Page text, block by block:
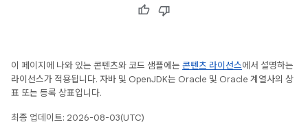
이 페이지에 나와 있는 콘텐츠와 코드 샘플에는 콘텐츠 라이선스에서 설명하는
라이선스가 적용됩니다. 자바 및 OpenJDK는 Oracle 및 Oracle 계열사의 상
표 또는 등록 상표입니다.
최종 업데이트: 2026-08-03(UTC)